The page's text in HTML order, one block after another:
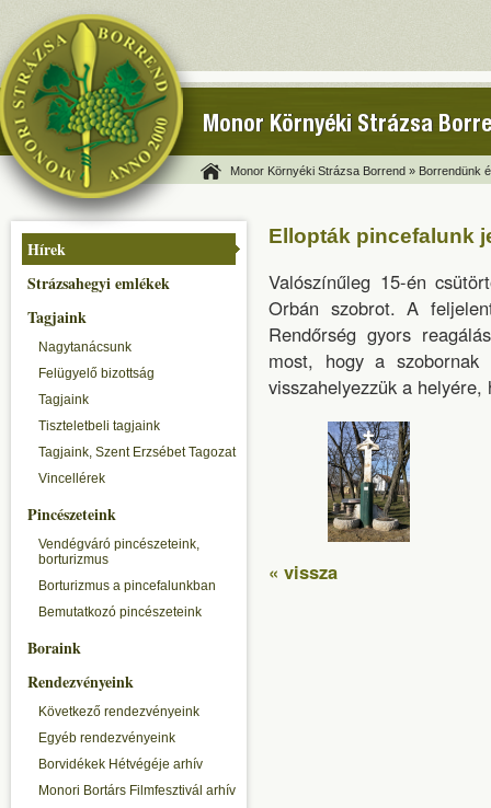
Monor Környéki Strázsa
Monor Környéki Strázsa Borrend » Borrendünk
Hírek
Strázsahegyi emlékek
Tagjaink
Nagytanácsunk
Felügyelő bizottság
Tagjaink
Tiszteletbeli tagjaink
Tagjaink, Szent Erzsébet Tagozat
Vincellérek
Pincészeteink
Vendégváró pincészeteink,
borturizmus
Borturizmus a pincefalunkban
Bemutatkozó pincészeteink
Boraink
Rendezvényeink
Következő rendezvényeink
Egyéb rendezvényeink
Borvidékek Hétvégéje arhív
Monori Bortárs Filmfesztivál arhív
Ellopták pincefalunk
Valószínűleg 15-én
Orbán szobrot. A
Rendőrség gyors
most, hogy a
visszahelyezzük a
« vissza